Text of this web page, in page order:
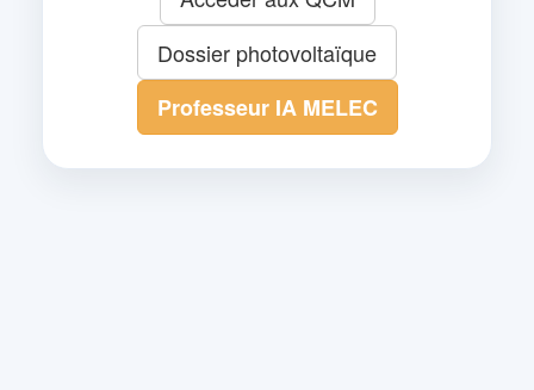
Dossier photovoltaïque
Professeur IA MELEC